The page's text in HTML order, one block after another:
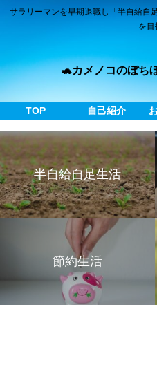
サラリーマンを早期退職し「半自給自
を目
🐢カメノコのぼち
TOP 自己紹介
半自給自足生活
節約生活